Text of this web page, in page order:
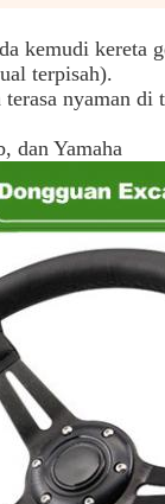
kemudi kereta
terpisah).
nyaman
dan Yamaha